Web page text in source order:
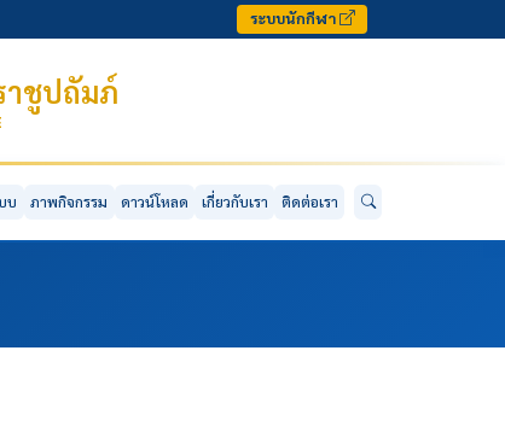
ระบบนักกีฬา
าชูปถัมภ์
บ ภาพกิจกรรม ดาวน์โหลด เกี่ยวกับเรา ติดต่อเรา